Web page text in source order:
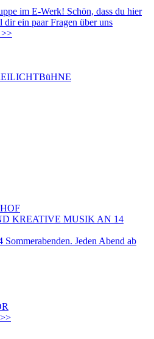
im E-Werk! Schön, dass du hier
dir ein paar Fragen über uns
>>
KREATIVE MUSIK AN 14
Jeden Abend ab